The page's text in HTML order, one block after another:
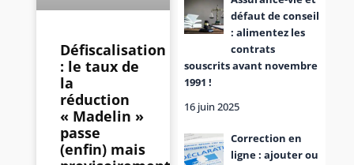
Défiscalisation
: le taux de
la
réduction
« Madelin »
passe
(enfin) mais
défaut de conseil
: alimentez les
contrats
souscrits avant novembre
1991 !
16 juin 2025
Correction en
ligne : ajouter ou